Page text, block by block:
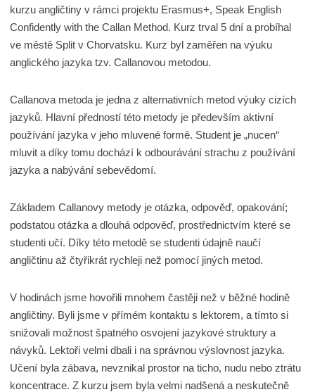
kurzu angličtiny v rámci projektu Erasmus+, Speak English
Confidently with the Callan Method. Kurz trval 5 dní a probíhal
ve městě Split v Chorvatsku. Kurz byl zaměřen na výuku
anglického jazyka tzv. Callanovou metodou.
Callanova metoda je jedna z alternativních metod výuky cizích
jazyků. Hlavní předností této metody je především aktivní
používání jazyka v jeho mluvené formě. Student je „nucen“
mluvit a díky tomu dochází k odbourávání strachu z používání
jazyka a nabývání sebevědomí.
Základem Callanovy metody je otázka, odpověď, opakování;
podstatou otázka a dlouhá odpověď, prostřednictvím které se
studenti učí. Díky této metodě se studenti údajně naučí
angličtinu až čtyřikrát rychleji než pomocí jiných metod.
V hodinách jsme hovořili mnohem častěji než v běžné hodině
angličtiny. Byli jsme v přímém kontaktu s lektorem, a tímto si
snižovali možnost špatného osvojení jazykové struktury a
návyků. Lektoři velmi dbali i na správnou výslovnost jazyka.
Učení byla zábava, nevznikal prostor na ticho, nudu nebo ztrátu
koncentrace. Z kurzu jsem byla velmi nadšená a neskutečně